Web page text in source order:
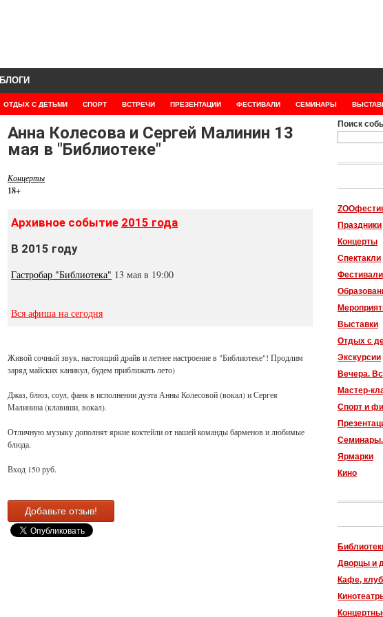
ОТДЫХ С ДЕТЬМИ СПОРТ ВСТРЕЧИ ПРЕЗЕНТАЦИИ ФЕСТИВАЛИ СЕМИНАРЫ
БЛОГИ
Анна Колесова и Сергей Малинин 13
мая в "Библиотеке"
Концерты
18+
Архивное событие 2015 года
В 2015 году
Гастробар "Библиотека" 13 мая в 19:00
Вся афиша на сегодня
Живой сочный звук, настоящий драйв и летнее настроение в "Библиотеке"! Продлим
заряд майских каникул, будем приближать лето)
Джаз, блюз, соул, фанк в исполнении дуэта Анны Колесовой (вокал) и Сергея
Малинина (клавиши, вокал).
Отличную музыку дополнят яркие коктейли от нашей команды барменов и любимые
блюда.
Вход 150 руб.
Добавьте отзыв!
Поиск
Праздники
Концерты
Спектакли
Выставки
Отдых с
Экскурсии
Вечера.
Мастер-
Спорт и
Ярмарки
Кино
Дворцы и
Кафе,